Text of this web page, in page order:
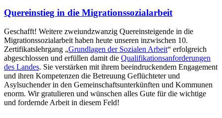
Quereinstieg in die Migrationssozialarbeit
Geschafft! Weitere zweiundzwanzig Quereinsteigende in die
Migrationssozialarbeit haben heute unseren inzwischen 10.
Zertifikatslehrgang „Grundlagen der Sozialen Arbeit“ erfolgreich
abgeschlossen und erfüllen damit die Qualifikationsanforderungen
des Landes. Sie verstärken mit ihrem beeindruckendem Engagement
und ihren Kompetenzen die Betreuung Geflüchteter und
Asylsuchender in den Gemeinschaftsunterkünften und Kommunen
enorm. Wir gratulieren und wünschen alles Gute für die wichtige
und fordernde Arbeit in diesem Feld!